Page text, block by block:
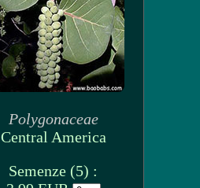
Polygonaceae
Central America
Semenze (5) :